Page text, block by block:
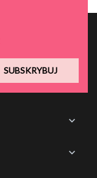
SUBSKRYBUJ

